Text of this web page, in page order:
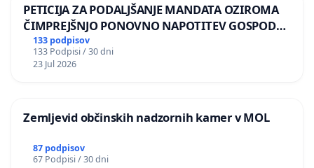
PETICIJA ZA PODALJŠANJE MANDATA OZIROMA
ČIMPREJŠNJO PONOVNO NAPOTITEV GOSPODA
BERNARDA ŠRAJNERJA NA VELEPOSLANIŠTVO
REPUBLIKE SLOVENIJE V MOSKVI
133 podpisov
133 Podpisi / 30 dni
23 Jul 2026
Zemljevid občinskih nadzornih kamer v MOL
87 podpisov
67 Podpisi / 30 dni